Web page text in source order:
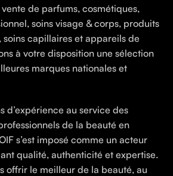
de parfums, cosmétiques,
soins visage & corps, produits
capillaires et appareils de
à votre disposition une sélection
marques nationales et
d’expérience au service des
de la beauté en
s’est imposé comme un acteur
qualité, authenticité et expertise.
offrir le meilleur de la beauté, au